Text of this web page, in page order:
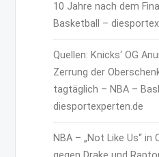
10 Jahre nach dem
Basketball –
Quellen: Knicks‘ OG
Zerrung der
tagtäglich – NBA –
diesportexperten.de
NBA – „Not Like Us“ in